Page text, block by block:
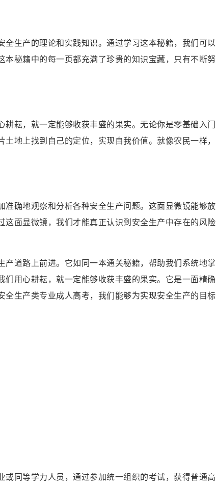
生产的理论和实践知识。通过学习这本秘籍，我们可
秘籍中的每一页都充满了珍贵的知识宝藏，只有不断
耘，就一定能够收获丰盛的果实。无论你是零基础入
地上找到自己的定位，实现自我价值。就像农民一样
确地观察和分析各种安全生产问题。这面显微镜能够
面显微镜，我们才能真正认识到安全生产中存在的风
道路上前进。它如同一本通关秘籍，帮助我们系统地
用心耕耘，就一定能够收获丰盛的果实。它是一面精
生产类专业成人高考，我们能够为实现安全生产的目
同等学力人员，通过参加统一组织的考试，获得普通